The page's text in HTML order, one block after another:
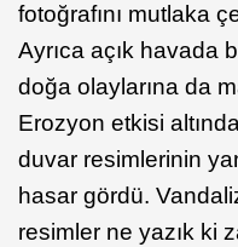
fotoğrafını mutlaka
Ayrıca açık havada
doğa olaylarına da
Erozyon etkisi
duvar resimlerinin
hasar gördü.
resimler ne yazık ki